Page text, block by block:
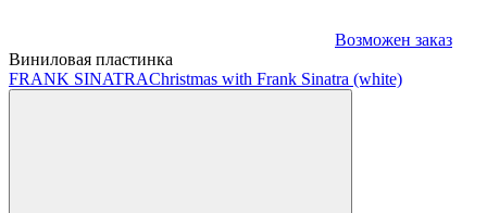
Возможен заказ
Виниловая пластинка
FRANK SINATRAChristmas with Frank Sinatra (white)